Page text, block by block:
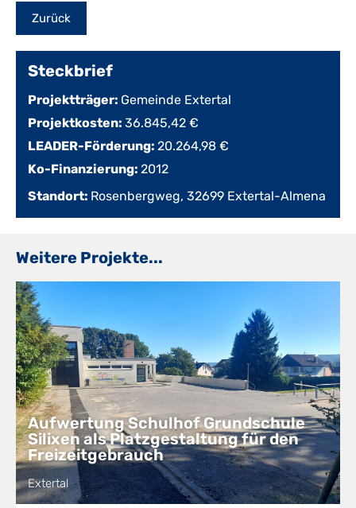
Steckbrief
Projektträger: Gemeinde Extertal
Projektkosten: 36.845,42 €
LEADER-Förderung: 20.264,98 €
Ko-Finanzierung: 2012
Standort: Rosenbergweg, 32699 Extertal-Almena
Weitere Projekte...
Aufwertung Schulhof Grundschule
Silixen als Platzgestaltung für den
Freizeitgebrauch
Extertal